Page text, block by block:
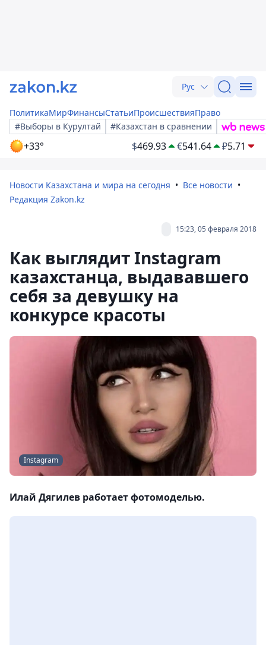
Рус
ПолитикаМирФинансыСтатьиПроисшествияПраво
#Выборы в Курултай
#Казахстан в сравнении
+33° $469.93 €541.64 ₽5.71
Новости Казахстана и мира на сегодня
Все новости
Редакция Zakon.kz
15:23, 05 февраля 2018
Как выглядит Instagram
казахстанца, выдававшего
себя за девушку на
конкурсе красоты
Instagram
Илай Дягилев работает фотомоделью.